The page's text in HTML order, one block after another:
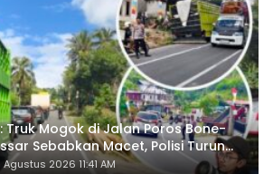
Truk Mogok di Jalan Poros Bone-
Sebabkan Macet, Polisi Turun
Agustus 2026 11:41 AM